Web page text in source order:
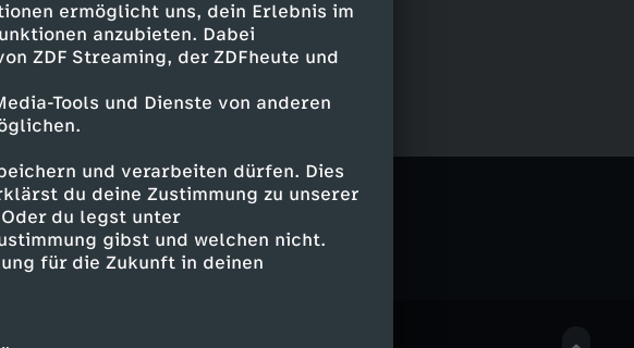
ermöglicht uns, dein Erlebnis im
anzubieten. Dabei
ZDF Streaming, der ZDFheute und
Tools und Dienste von anderen
und verarbeiten dürfen. Dies
du deine Zustimmung zu unserer
du legst unter
gibst und welchen nicht.
für die Zukunft in deinen